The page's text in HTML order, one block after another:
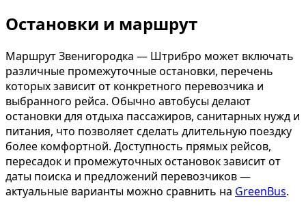
Остановки и маршрут
Маршрут Звенигородка — Штрибро может включать
различные промежуточные остановки, перечень
которых зависит от конкретного перевозчика и
выбранного рейса. Обычно автобусы делают
остановки для отдыха пассажиров, санитарных нужд и
питания, что позволяет сделать длительную поездку
более комфортной. Доступность прямых рейсов,
пересадок и промежуточных остановок зависит от
даты поиска и предложений перевозчиков —
актуальные варианты можно сравнить на GreenBus.